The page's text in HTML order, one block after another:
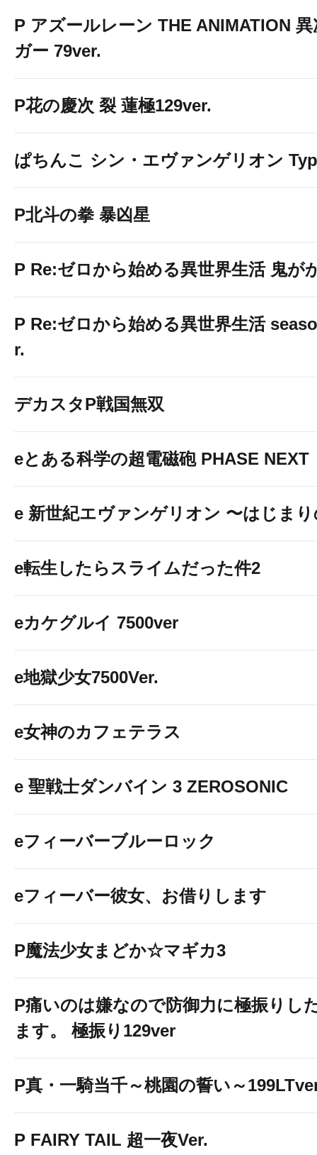
P アズールレーン THE ANIMATION
ガー 79ver.
P花の慶次 裂 蓮極129ver.
ぱちんこ シン・エヴァンゲリオン
P北斗の拳 暴凶星
P Re:ゼロから始める異世界生活 鬼が
P Re:ゼロから始める異世界生活
r.
デカスタP戦国無双
eとある科学の超電磁砲 PHASE NEXT
e 新世紀エヴァンゲリオン 〜はじま
e転生したらスライムだった件2
eカケグルイ 7500ver
e地獄少女7500Ver.
e女神のカフェテラス
e 聖戦士ダンバイン 3 ZEROSONIC
eフィーバーブルーロック
eフィーバー彼女、お借りします
P魔法少女まどか☆マギカ3
P痛いのは嫌なので防御力に極振りし
ます。 極振り129ver
P真・一騎当千～桃園の誓い～
P FAIRY TAIL 超一夜Ver.